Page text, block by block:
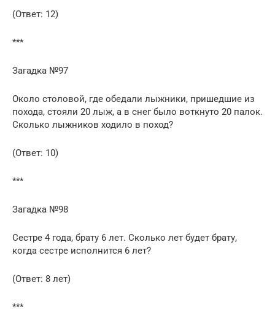
(Ответ: 12)
***
Загадка №97
Около столовой, где обедали лыжники, пришедшие из
похода, стояли 20 лыж, а в снег было воткнуто 20 палок.
Сколько лыжников ходило в поход?
(Ответ: 10)
***
Загадка №98
Сестре 4 года, брату 6 лет. Сколько лет будет брату,
когда сестре исполнится 6 лет?
(Ответ: 8 лет)
***